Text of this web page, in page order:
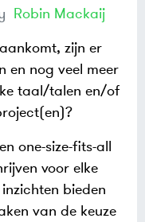
Robin Mackaij
zijn er
en nog veel meer
taal/talen en/of
one-size-fits-all
voor elke
bieden
van de keuze